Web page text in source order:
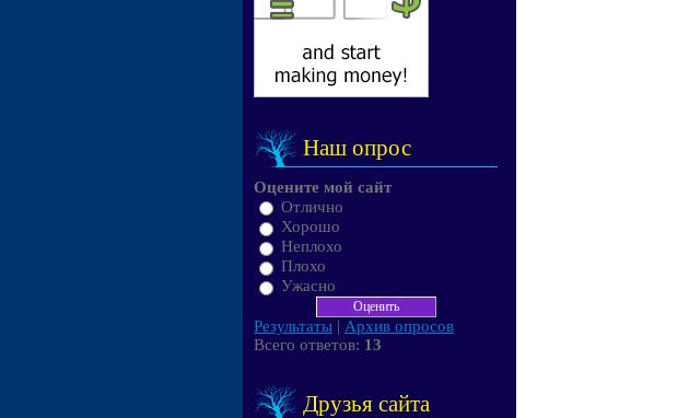
Наш опрос
Оцените мой сайт
Отлично
Хорошо
Неплохо
Плохо
Ужасно
Результаты | Архив опросов
Всего ответов: 13
Друзья сайта